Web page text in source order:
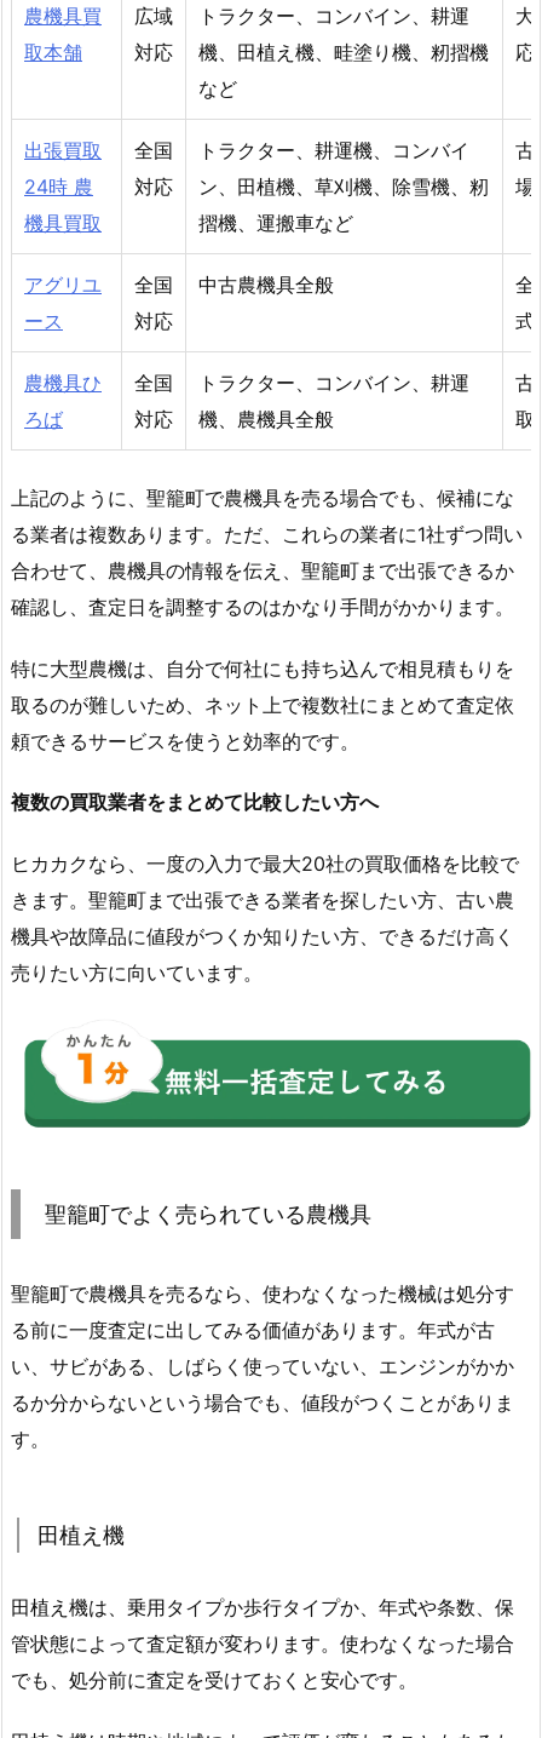
農機具買
取本舗
広域
対応
トラクター、コンバイン、耕運
機、田植え機、畦塗り機、籾摺機
など
大
応
出張買取
24時 農
機具買取
全国
対応
トラクター、耕運機、コンバイ
ン、田植機、草刈機、除雪機、籾
摺機、運搬車など
古
場
アグリユ
ース
全国
対応
中古農機具全般
全
式
農機具ひ
ろば
全国
対応
トラクター、コンバイン、耕運
機、農機具全般
古
取
上記のように、聖籠町で農機具を売る場合でも、候補にな
る業者は複数あります。ただ、これらの業者に1社ずつ問い
合わせて、農機具の情報を伝え、聖籠町まで出張できるか
確認し、査定日を調整するのはかなり手間がかかります。
特に大型農機は、自分で何社にも持ち込んで相見積もりを
取るのが難しいため、ネット上で複数社にまとめて査定依
頼できるサービスを使うと効率的です。
複数の買取業者をまとめて比較したい方へ
ヒカカクなら、一度の入力で最大20社の買取価格を比較で
きます。聖籠町まで出張できる業者を探したい方、古い農
機具や故障品に値段がつくか知りたい方、できるだけ高く
売りたい方に向いています。
聖籠町でよく売られている農機具
聖籠町で農機具を売るなら、使わなくなった機械は処分す
る前に一度査定に出してみる価値があります。年式が古
い、サビがある、しばらく使っていない、エンジンがかか
るか分からないという場合でも、値段がつくことがありま
す。
田植え機
田植え機は、乗用タイプか歩行タイプか、年式や条数、保
管状態によって査定額が変わります。使わなくなった場合
でも、処分前に査定を受けておくと安心です。